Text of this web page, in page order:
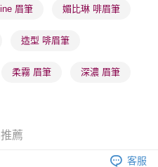
隨機分配至SF順豐速運或京東
上免運費
貨後2-5個工作天到店，3天內
貨後2-5個工作天到店，3天內
眉筆 媚比琳 啡眉筆
造型 啡眉筆
柔霧 眉筆 深濃 眉筆
薦
客服